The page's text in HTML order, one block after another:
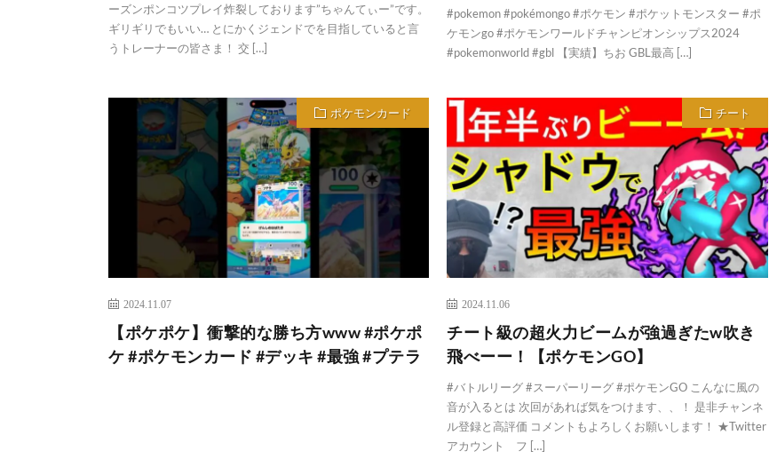
ーズンポンコツプレイ炸裂しております”ちゃんてぃー”です。
ギリギリでもいい… とにかくジェンドでを目指していると言
うトレーナーの皆さま！ 交 […]
#pokemon #pokémongo #ポケモン #ポケットモンスター #ポ
ケモンgo #ポケモンワールドチャンピオンシップス2024
#pokemonworld #gbl 【実績】ちお GBL最高 […]
ポケモンカード
2024.11.07
【ポケポケ】衝撃的な勝ち方www #ポケポ
ケ #ポケモンカード #デッキ #最強 #プテラ
チート
2024.11.06
チート級の超火力ビームが強過ぎたw吹き
飛べーー！【ポケモンGO】
#バトルリーグ #スーパーリーグ #ポケモンGO こんなに風の
音が入るとは 次回があれば気をつけます、、！ 是非チャンネ
ル登録と高評価 コメントもよろしくお願いします！ ★Twitter
アカウント フ […]